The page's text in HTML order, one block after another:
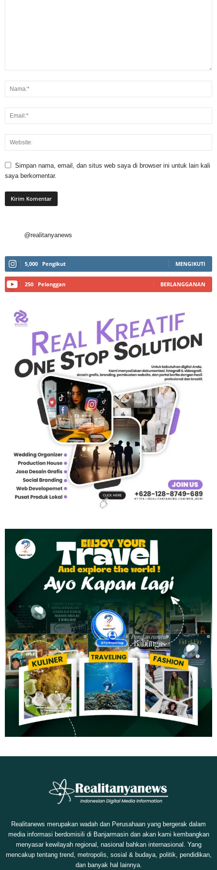
Simpan nama, email, dan situs web saya di browser ini untuk lain kali
saya berkomentar.
@realitanyanews
5,000 Pengikut MENGIKUTI
250 Pelanggan BERLANGGANAN
Realitanews merupakan wadah dan Perusahaan yang bergerak dalam
media informasi berdomisili di Banjarmasin dan akan kami kembangkan
menyasar kewilayah regional, nasional bahkan internasional. Yang
mencakup tentang trend, metropolis, sosial & budaya, politik, pendidikan,
dan banyak hal lainnya.